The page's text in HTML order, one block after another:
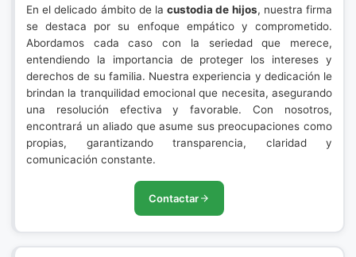
En el delicado ámbito de lacustodia de hijos, nuestra firma
se destaca por su enfoque empático y comprometido.
Abordamos cada caso con la seriedad que merece,
entendiendo la importancia de proteger los intereses y
derechos de su familia. Nuestra experiencia y dedicación le
brindan la tranquilidad emocional que necesita, asegurando
una resolución efectiva y favorable. Con nosotros,
encontrará un aliado que asume sus preocupaciones como
propias, garantizando transparencia, claridad y
comunicación constante.
Contactar